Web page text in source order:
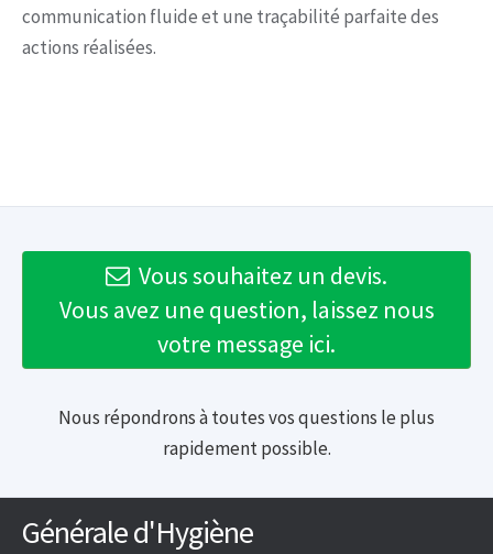
communication fluide et une traçabilité parfaite des
actions réalisées.
Vous souhaitez un devis.
Vous avez une question, laissez nous
votre message ici.
Nous répondrons à toutes vos questions le plus
rapidement possible.
Générale d'Hygiène